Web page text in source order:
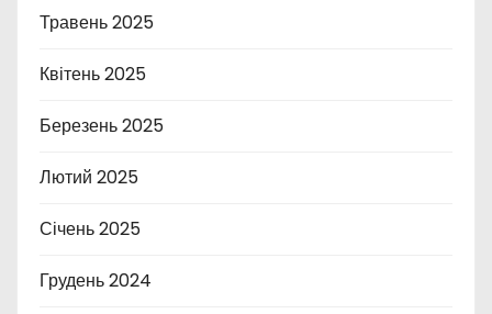
Травень 2025
Квітень 2025
Березень 2025
Лютий 2025
Січень 2025
Грудень 2024